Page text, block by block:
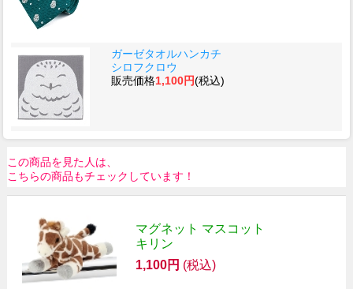
ガーゼタオルハンカチ
シロフクロウ
販売価格1,100円(税込)
この商品を見た人は、
こちらの商品もチェックしています！
マグネット マスコット
キリン
1,100円 (税込)